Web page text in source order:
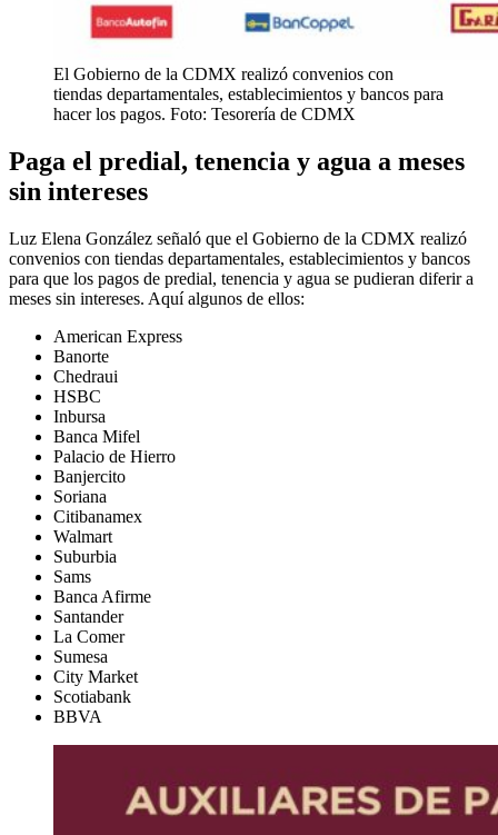
El Gobierno de la CDMX realizó convenios con
tiendas departamentales, establecimientos y bancos para
hacer los pagos. Foto: Tesorería de CDMX
Paga el predial, tenencia y agua a meses
sin intereses
Luz Elena González señaló que el Gobierno de la CDMX realizó
convenios con tiendas departamentales, establecimientos y bancos
para que los pagos de predial, tenencia y agua se pudieran diferir a
meses sin intereses. Aquí algunos de ellos:
American Express
Banorte
Chedraui
HSBC
Inbursa
Banca Mifel
Palacio de Hierro
Banjercito
Soriana
Citibanamex
Walmart
Suburbia
Sams
Banca Afirme
Santander
La Comer
Sumesa
City Market
Scotiabank
BBVA